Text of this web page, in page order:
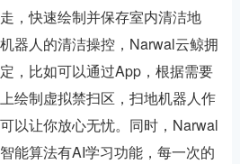
，快速绘制并保存室内清洁地
器人的清洁操控，Narwal云鲸拥
，比如可以通过App，根据需要
绘制虚拟禁扫区，扫地机器人作
以让你放心无忧。同时，Narwal
能算法有AI学习功能，每一次的